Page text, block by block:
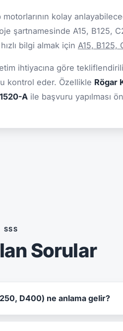
kolay
şartnamesinde A15, B125,
bilgi almak için A15, B125,
ihtiyacına göre
kontrol eder. Özellikle Rögar
A ile başvuru yapılması
SSS
Sorular
D400) ne anlama gelir?